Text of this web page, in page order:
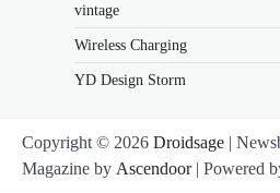
vintage
Wireless Charging
YD Design Storm
Copyright © 2026 Droidsage |
Magazine by Ascendoor| Powered